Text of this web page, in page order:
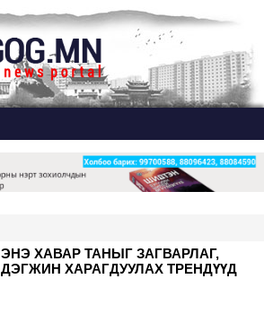
ЭНЭ ХАВАР ТАНЫГ ЗАГВАРЛАГ,
ДЭГЖИН ХАРАГДУУЛАХ ТРЕНДҮҮД